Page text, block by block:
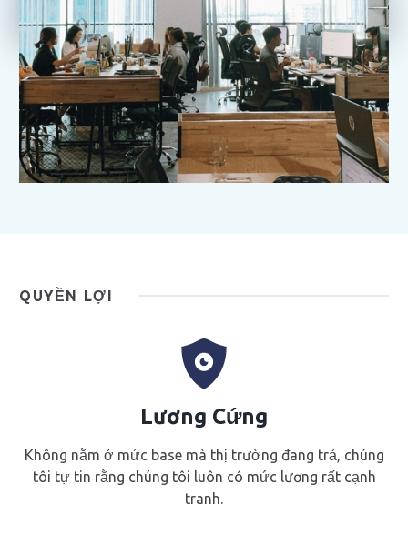
QUYỀN LỢI
Lương Cứng
Không nằm ở mức base mà thị trường đang trả, chúng
tôi tự tin rằng chúng tôi luôn có mức lương rất cạnh
tranh.